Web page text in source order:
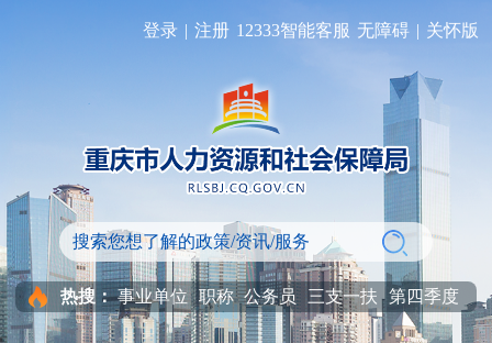
登录 | 注册 12333智能客服 无障碍 | 关怀版
热搜： 事业单位 职称 公务员 三支一扶 第四季度